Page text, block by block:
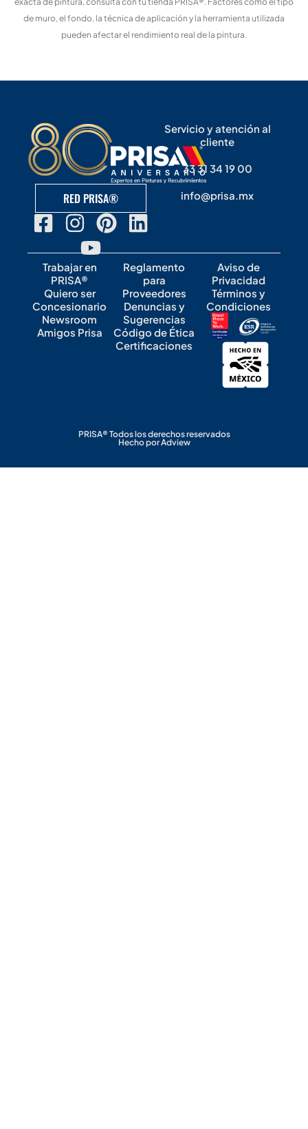
de muro, el fondo, la técnica de aplicación y la herramienta utilizada
pueden afectar el rendimiento real de la pintura.
RED PRISA®
Servicio y atención al
cliente
33 31 34 19 00
info@prisa.mx
Trabajar en
PRISA®
Quiero ser
Concesionario
Newsroom
Amigos Prisa
Reglamento
para
Proveedores
Denuncias y
Sugerencias
Código de Ética
Certificaciones
Aviso de
Privacidad
Términos y
Condiciones
PRISA® Todos los derechos reservados
Hecho por Adview